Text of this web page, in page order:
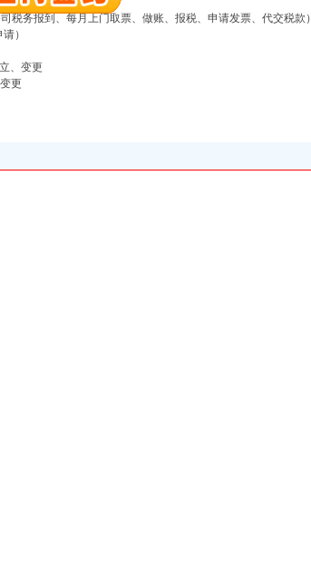
税务报到、每月上门取票、做账、报税、申请发票、代交税款）
）
、变更
更